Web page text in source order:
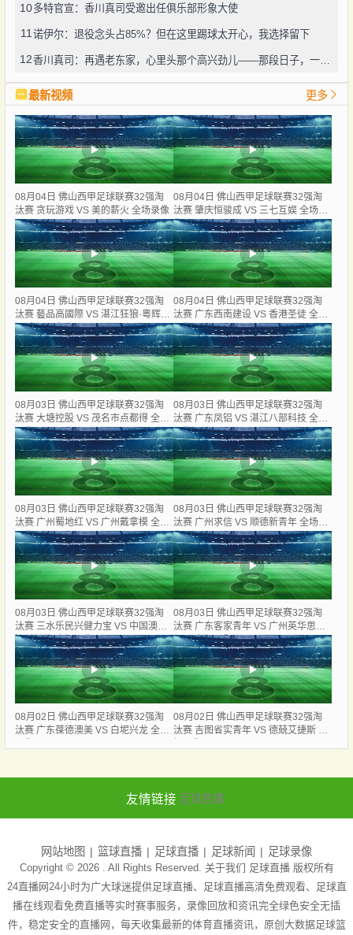
10多特官宣：香川真司受邀出任俱乐部形象大使
11诺伊尔：退役念头占85%？但在这里踢球太开心，我选择留下
12 香川真司：再遇老东家，心里头那个高兴劲儿——那段日子，一辈子忘不了
最新视频 更多
08月04日 佛山西甲足球联赛32强淘
汰赛 贪玩游戏 VS 美的薪火 全场录像
08月04日 佛山西甲足球联赛32强淘
汰赛 肇庆恒骏成 VS 三七互娱 全场录
像
08月04日 佛山西甲足球联赛32强淘
汰赛 藝品高國際 VS 湛江狂狼·粵辉能
源 全场录像
08月04日 佛山西甲足球联赛32强淘
汰赛 广东西南建设 VS 香港圣徒 全场
录像
08月03日 佛山西甲足球联赛32强淘
汰赛 大塘控股 VS 茂名市点都得 全场
录像
08月03日 佛山西甲足球联赛32强淘
汰赛 广东凤铝 VS 湛江八部科技 全场
录像
08月03日 佛山西甲足球联赛32强淘
汰赛 广州蜀地红 VS 广州戴拿模 全场
录像
08月03日 佛山西甲足球联赛32强淘
汰赛 广州求信 VS 顺德新青年 全场录
像
08月03日 佛山西甲足球联赛32强淘
汰赛 三水乐民兴健力宝 VS 中国澳门
澳科精英 全场录像
08月03日 佛山西甲足球联赛32强淘
汰赛 广东客家青年 VS 广州英华思力
U17 全场录像
08月02日 佛山西甲足球联赛32强淘
汰赛 广东葆德澳美 VS 白坭兴龙 全场
08月02日 佛山西甲足球联赛32强淘
汰赛 吉图省实青年 VS 德兢艾捷斯 全
友情链接 足球直播
网站地图 篮球直播 足球直播 足球新闻 足球录像
Copyright © 2026 . All Rights Reserved. 关于我们 足球直播版权所有
24直播网24小时为广大球迷提供足球直播、足球直播高清免费观看、足球直
播在线观看免费直播等实时赛事服务，录像回放和资讯完全绿色安全无插
件，稳定安全的直播网，每天收集最新的体育直播资讯，原创大数据足球篮